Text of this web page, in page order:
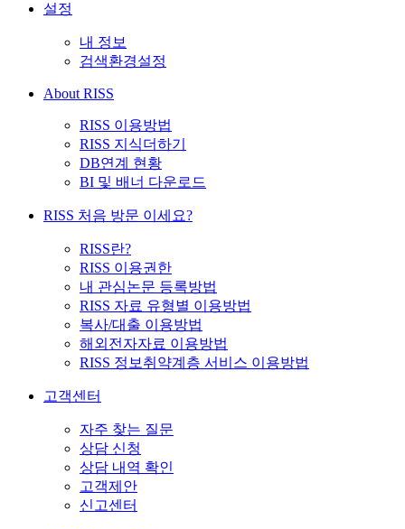
설정
내 정보
검색환경설정
About RISS
RISS 이용방법
RISS 지식더하기
DB연계 현황
BI 및 배너 다운로드
RISS 처음 방문 이세요?
RISS란?
RISS 이용권한
내 관심논문 등록방법
RISS 자료 유형별 이용방법
복사/대출 이용방법
해외전자자료 이용방법
RISS 정보취약계층 서비스 이용방법
고객센터
자주 찾는 질문
상담 신청
상담 내역 확인
고객제안
신고센터